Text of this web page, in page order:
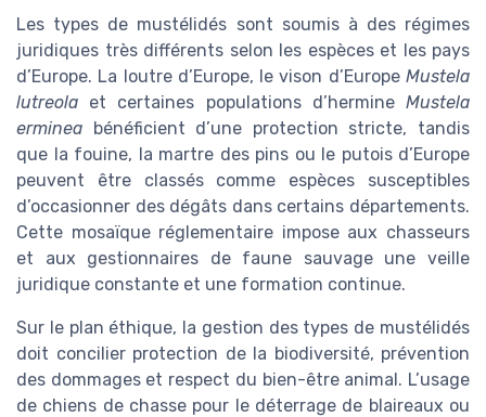
Les types de mustélidés sont soumis à des régimes
juridiques très différents selon les espèces et les pays
d’Europe. La loutre d’Europe, le vison d’Europe Mustela
lutreola et certaines populations d’hermine Mustela
erminea bénéficient d’une protection stricte, tandis
que la fouine, la martre des pins ou le putois d’Europe
peuvent être classés comme espèces susceptibles
d’occasionner des dégâts dans certains départements.
Cette mosaïque réglementaire impose aux chasseurs
et aux gestionnaires de faune sauvage une veille
juridique constante et une formation continue.
Sur le plan éthique, la gestion des types de mustélidés
doit concilier protection de la biodiversité, prévention
des dommages et respect du bien-être animal. L’usage
de chiens de chasse pour le déterrage de blaireaux ou